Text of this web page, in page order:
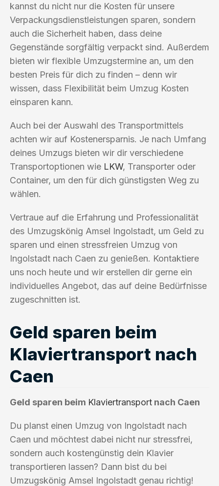
kannst du nicht nur die Kosten für unsere
Verpackungsdienstleistungen sparen, sondern
auch die Sicherheit haben, dass deine
Gegenstände sorgfältig verpackt sind. Außerdem
bieten wir flexible Umzugstermine an, um den
besten Preis für dich zu finden – denn wir
wissen, dass Flexibilität beim Umzug Kosten
einsparen kann.
Auch bei der Auswahl des Transportmittels
achten wir auf Kostenersparnis. Je nach Umfang
deines Umzugs bieten wir dir verschiedene
Transportoptionen wie LKW, Transporter oder
Container, um den für dich günstigsten Weg zu
wählen.
Vertraue auf die Erfahrung und Professionalität
des Umzugskönig Amsel Ingolstadt, um Geld zu
sparen und einen stressfreien Umzug von
Ingolstadt nach Caen zu genießen. Kontaktiere
uns noch heute und wir erstellen dir gerne ein
individuelles Angebot, das auf deine Bedürfnisse
zugeschnitten ist.
Geld sparen beim
Klaviertransport nach
Caen
Geld sparen beim Klaviertransport nach Caen
Du planst einen Umzug von Ingolstadt nach
Caen und möchtest dabei nicht nur stressfrei,
sondern auch kostengünstig dein Klavier
transportieren lassen? Dann bist du bei
Umzugskönig Amsel Ingolstadt genau richtig!